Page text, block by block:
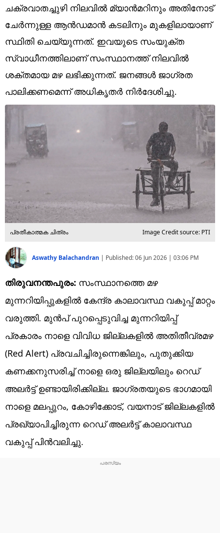
Photo
Short Videos
ചക്രവാതച്ചുഴി നിലവിൽ മ്യാൻമറിനും അതിനോട്
ചേർന്നുള്ള ആൻഡമാൻ കടലിനും മുകളിലായാണ്
സ്ഥിതി ചെയ്യുന്നത്. ഇവയുടെ സംയുക്ത
സ്വാധീനത്തിലാണ് സംസ്ഥാനത്ത് നിലവിൽ
ശക്തമായ മഴ ലഭിക്കുന്നത്. ജനങ്ങൾ ജാഗ്രത
പാലിക്കണമെന്ന് അധികൃതർ നിർദേശിച്ചു.
പ്രതീകാത്മക ചിത്രം Image Credit source: PTI
Aswathy Balachandran | Published:06 Jun 2026 | 03:06 PM
തിരുവനന്തപുരം: സംസ്ഥാനത്തെ മഴ
മുന്നറിയിപ്പുകളിൽ കേന്ദ്ര കാലാവസ്ഥ വകുപ്പ് മാറ്റം
വരുത്തി. മുൻപ് പുറപ്പെടുവിച്ച മുന്നറിയിപ്പ്
പ്രകാരം നാളെ വിവിധ ജില്ലകളിൽ അതിതീവ്രമഴ
(Red Alert) പ്രവചിച്ചിരുന്നെങ്കിലും, പുതുക്കിയ
കണക്കനുസരിച്ച് നാളെ ഒരു ജില്ലയിലും റെഡ്
അലർട്ട് ഉണ്ടായിരിക്കില്ല. ജാഗ്രതയുടെ ഭാഗമായി
നാളെ മലപ്പുറം, കോഴിക്കോട്, വയനാട് ജില്ലകളിൽ
പ്രഖ്യാപിച്ചിരുന്ന റെഡ് അലർട്ട് കാലാവസ്ഥ
വകുപ്പ് പിൻവലിച്ചു.